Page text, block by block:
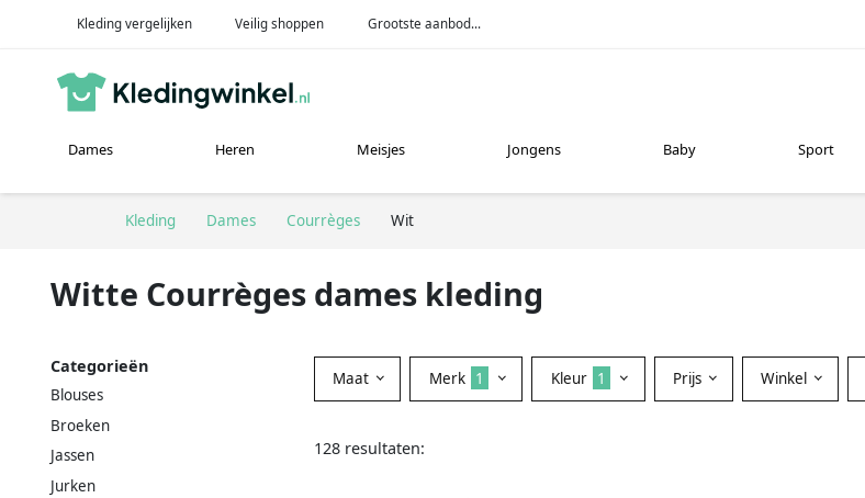
Kleding vergelijken Veilig shoppen Grootste aanbod...
Dames Heren Meisjes Jongens Baby Sport
Kleding Dames Courrèges Wit
Witte Courrèges dames kleding
Categorieën
Blouses
Broeken
Jassen
Jurken
Maat Merk 1 Kleur 1 Prijs Winkel
128 resultaten: